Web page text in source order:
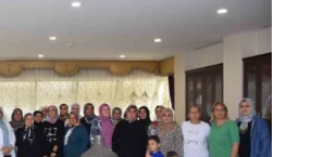
WhatsApp İhbar Hattı
Facebook